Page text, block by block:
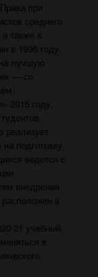
при
среднего
также в
в 1996 году.
лучшую
— со
2015 году.
реализует
подготовку
ведется с
внедрения
в
21 учебный
в